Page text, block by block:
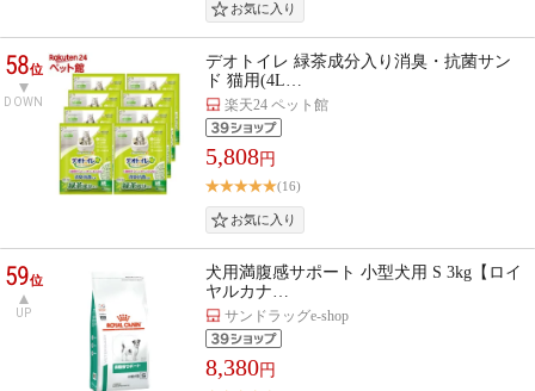
58位
DOWN
デオトイレ 緑茶成分入り消臭・抗菌サン
ド 猫用(4L…
楽天24 ペット館
5,808円
(16)
59位
UP
犬用満腹感サポート 小型犬用 S 3kg【ロイ
ヤルカナ…
サンドラッグe-shop
8,380円